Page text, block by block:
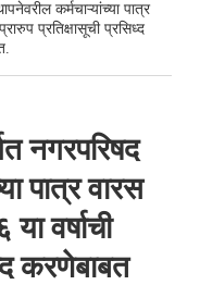
कर्मचाऱ्यांच्या पात्र
प्रतिक्षासूची प्रसिध्द
नगरपरिषद
पात्र वारस
वर्षाची
करणेबाबत